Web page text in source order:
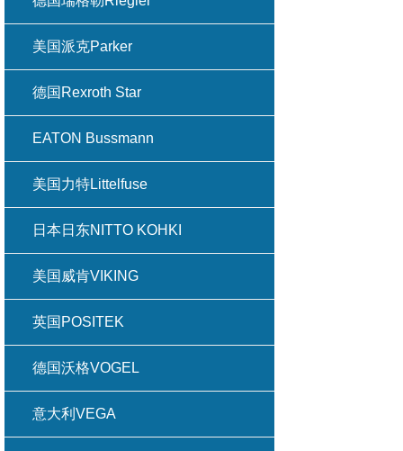
美国派克Parker
德国Rexroth Star
EATON Bussmann
美国力特Littelfuse
日本日东NITTO KOHKI
美国威肯VIKING
英国POSITEK
德国沃格VOGEL
意大利VEGA